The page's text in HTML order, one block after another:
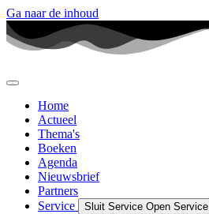
Ga naar de inhoud
Home
Actueel
Thema's
Boeken
Agenda
Nieuwsbrief
Partners
Service
Sluit Service Open Service